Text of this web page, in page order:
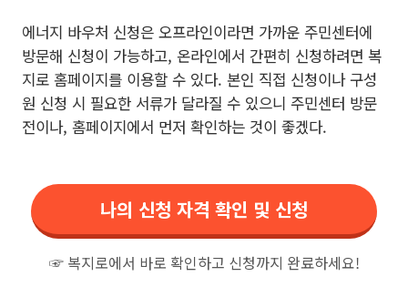
에너지 바우처 신청은 오프라인이라면 가까운 주민센터에
방문해 신청이 가능하고, 온라인에서 간편히 신청하려면 복
지로 홈페이지를 이용할 수 있다. 본인 직접 신청이나 구성
원 신청 시 필요한 서류가 달라질 수 있으니 주민센터 방문
전이나, 홈페이지에서 먼저 확인하는 것이 좋겠다.
나의 신청 자격 확인 및 신청
☞ 복지로에서 바로 확인하고 신청까지 완료하세요!